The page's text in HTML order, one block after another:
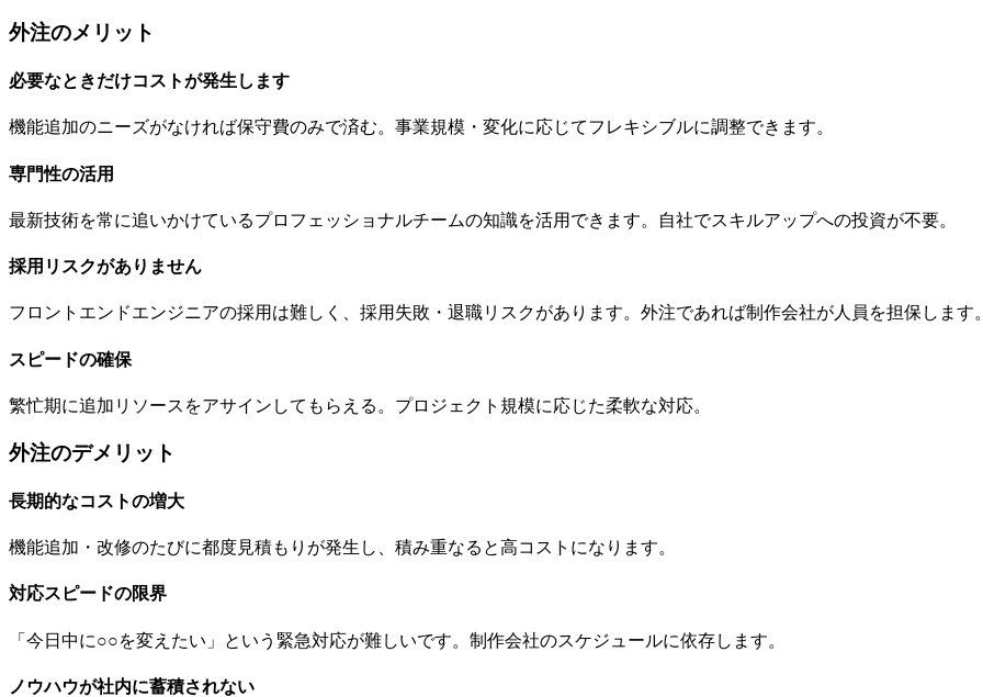
外注のメリット
必要なときだけコストが発生します
機能追加のニーズがなければ保守費のみで済む。事業規模・変化に応じてフレキシブルに調整できます。
専門性の活用
最新技術を常に追いかけているプロフェッショナルチームの知識を活用できます。自社でスキルアップへの投資が不要。
採用リスクがありません
フロントエンドエンジニアの採用は難しく、採用失敗・退職リスクがあります。外注であれば制作会社が人員を担保します
スピードの確保
繁忙期に追加リソースをアサインしてもらえる。プロジェクト規模に応じた柔軟な対応。
外注のデメリット
長期的なコストの増大
機能追加・改修のたびに都度見積もりが発生し、積み重なると高コストになります。
対応スピードの限界
「今日中に○○を変えたい」という緊急対応が難しいです。制作会社のスケジュールに依存します。
ノウハウが社内に蓄積されない